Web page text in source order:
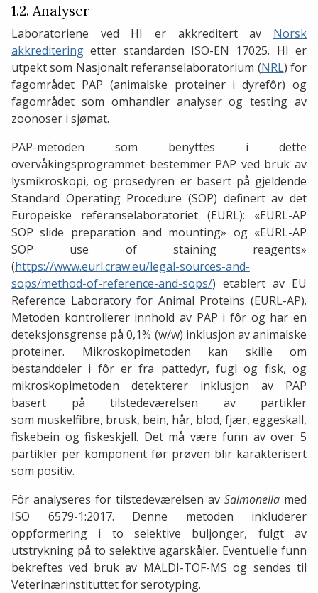
1.2. Analyser
Laboratoriene ved HI er akkreditert av Norsk
akkreditering etter standarden ISO-EN 17025. HI er
utpekt som Nasjonalt referanselaboratorium (NRL) for
fagområdet PAP (animalske proteiner i dyrefôr) og
fagområdet som omhandler analyser og testing av
zoonoser i sjømat.
PAP-metoden som benyttes i dette
overvåkingsprogrammet bestemmer PAP ved bruk av
lysmikroskopi, og prosedyren er basert på gjeldende
Standard Operating Procedure (SOP) definert av det
Europeiske referanselaboratoriet (EURL): «EURL-AP
SOP slide preparation and mounting» og «EURL-AP
SOP use of staining reagents»
(https://www.eurl.craw.eu/legal-sources-and-
sops/method-of-reference-and-sops/) etablert av EU
Reference Laboratory for Animal Proteins (EURL-AP).
Metoden kontrollerer innhold av PAP i fôr og har en
deteksjonsgrense på 0,1% (w/w) inklusjon av animalske
proteiner. Mikroskopimetoden kan skille om
bestanddeler i fôr er fra pattedyr, fugl og fisk, og
mikroskopimetoden detekterer inklusjon av PAP
basert på tilstedeværelsen av partikler
som muskelfibre, brusk, bein, hår, blod, fjær, eggeskall,
fiskebein og fiskeskjell. Det må være funn av over 5
partikler per komponent før prøven blir karakterisert
som positiv.
Fôr analyseres for tilstedeværelsen av Salmonella med
ISO 6579-1:2017. Denne metoden inkluderer
oppformering i to selektive buljonger, fulgt av
utstrykning på to selektive agarskåler. Eventuelle funn
bekreftes ved bruk av MALDI-TOF-MS og sendes til
Veterinærinstituttet for serotyping.